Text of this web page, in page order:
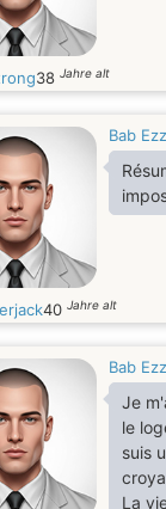
38 Jahre alt
Bab
40 Jahre alt
Bab
Je
le
suis
La